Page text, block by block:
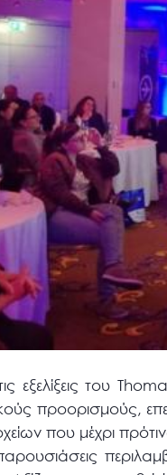
εξελίξεις του
προορισμούς,
που μέχρι